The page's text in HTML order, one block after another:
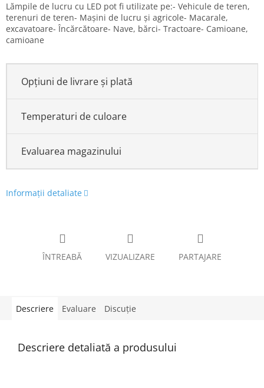
Lămpile de lucru cu LED pot fi utilizate pe:- Vehicule de teren,
terenuri de teren- Mașini de lucru și agricole- Macarale,
excavatoare- Încărcătoare- Nave, bărci- Tractoare- Camioane,
camioane
Opțiuni de livrare și plată
Temperaturi de culoare
Evaluarea magazinului
Informaţii detaliate
ÎNTREABĂ VIZUALIZARE PARTAJARE
Descriere Evaluare Discuţie
Descriere detaliată a produsului